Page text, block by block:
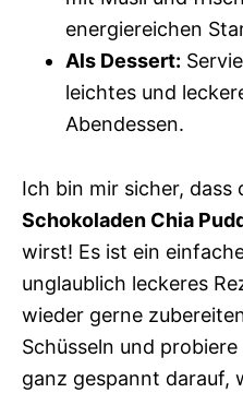
energiereichen
Als Dessert:
leichtes und
Abendessen.
Ich bin mir sicher, dass
Schokoladen Chia
wirst! Es ist ein
unglaublich leckeres
wieder gerne
Schüsseln und
ganz gespannt darauf,